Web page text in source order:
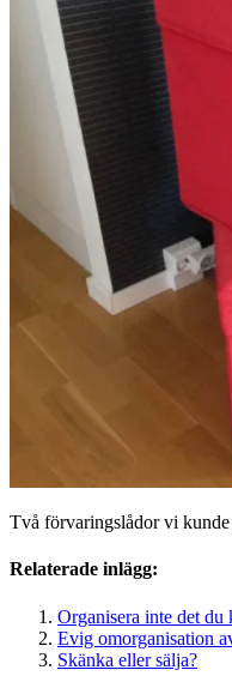
Två förvaringslådor vi
Relaterade inlägg:
Organisera inte det du
Evig omorganisation
Skänka eller sälja?